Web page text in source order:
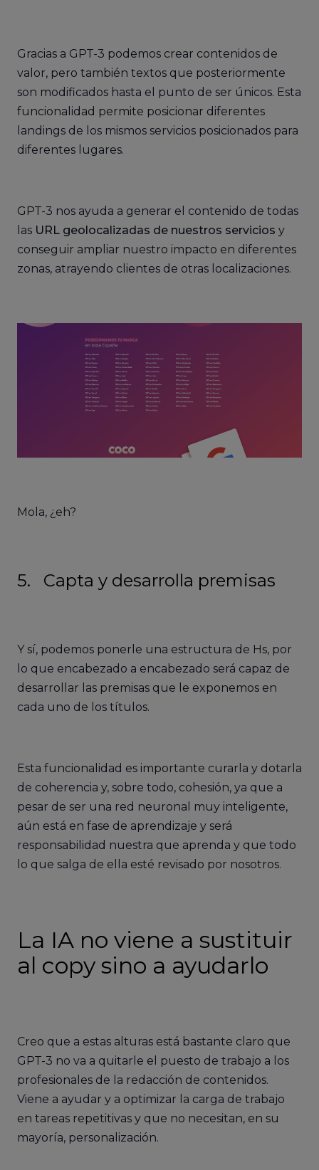
Gracias a GPT-3 podemos crear contenidos de
valor, pero también textos que posteriormente
son modificados hasta el punto de ser únicos. Esta
funcionalidad permite posicionar diferentes
landings de los mismos servicios posicionados para
diferentes lugares.
GPT-3 nos ayuda a generar el contenido de todas
las URL geolocalizadas de nuestros servicios y
conseguir ampliar nuestro impacto en diferentes
zonas, atrayendo clientes de otras localizaciones.
Mola, ¿eh?
5. Capta y desarrolla premisas
Y sí, podemos ponerle una estructura de Hs, por
lo que encabezado a encabezado será capaz de
desarrollar las premisas que le exponemos en
cada uno de los títulos.
Esta funcionalidad es importante curarla y dotarla
de coherencia y, sobre todo, cohesión, ya que a
pesar de ser una red neuronal muy inteligente,
aún está en fase de aprendizaje y será
responsabilidad nuestra que aprenda y que todo
lo que salga de ella esté revisado por nosotros.
La IA no viene a sustituir
al copy sino a ayudarlo
Creo que a estas alturas está bastante claro que
GPT-3 no va a quitarle el puesto de trabajo a los
profesionales de la redacción de contenidos.
Viene a ayudar y a optimizar la carga de trabajo
en tareas repetitivas y que no necesitan, en su
mayoría, personalización.